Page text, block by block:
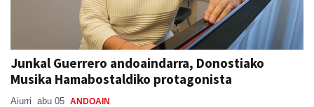
Junkal Guerrero andoaindarra, Donostiako
Musika Hamabostaldiko protagonista
Aiurri abu 05 ANDOAIN